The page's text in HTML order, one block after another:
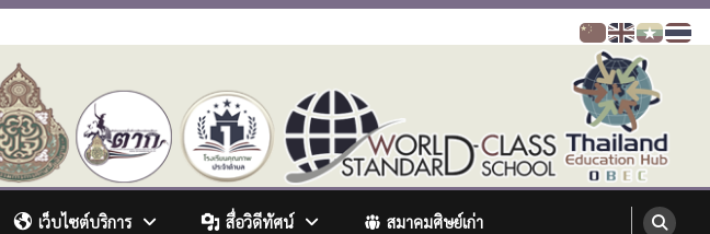
เว็บไซต์บริการ สื่อวิดีทัศน์ สมาคมศิษย์เก่า